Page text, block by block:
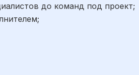
до команд под проект;